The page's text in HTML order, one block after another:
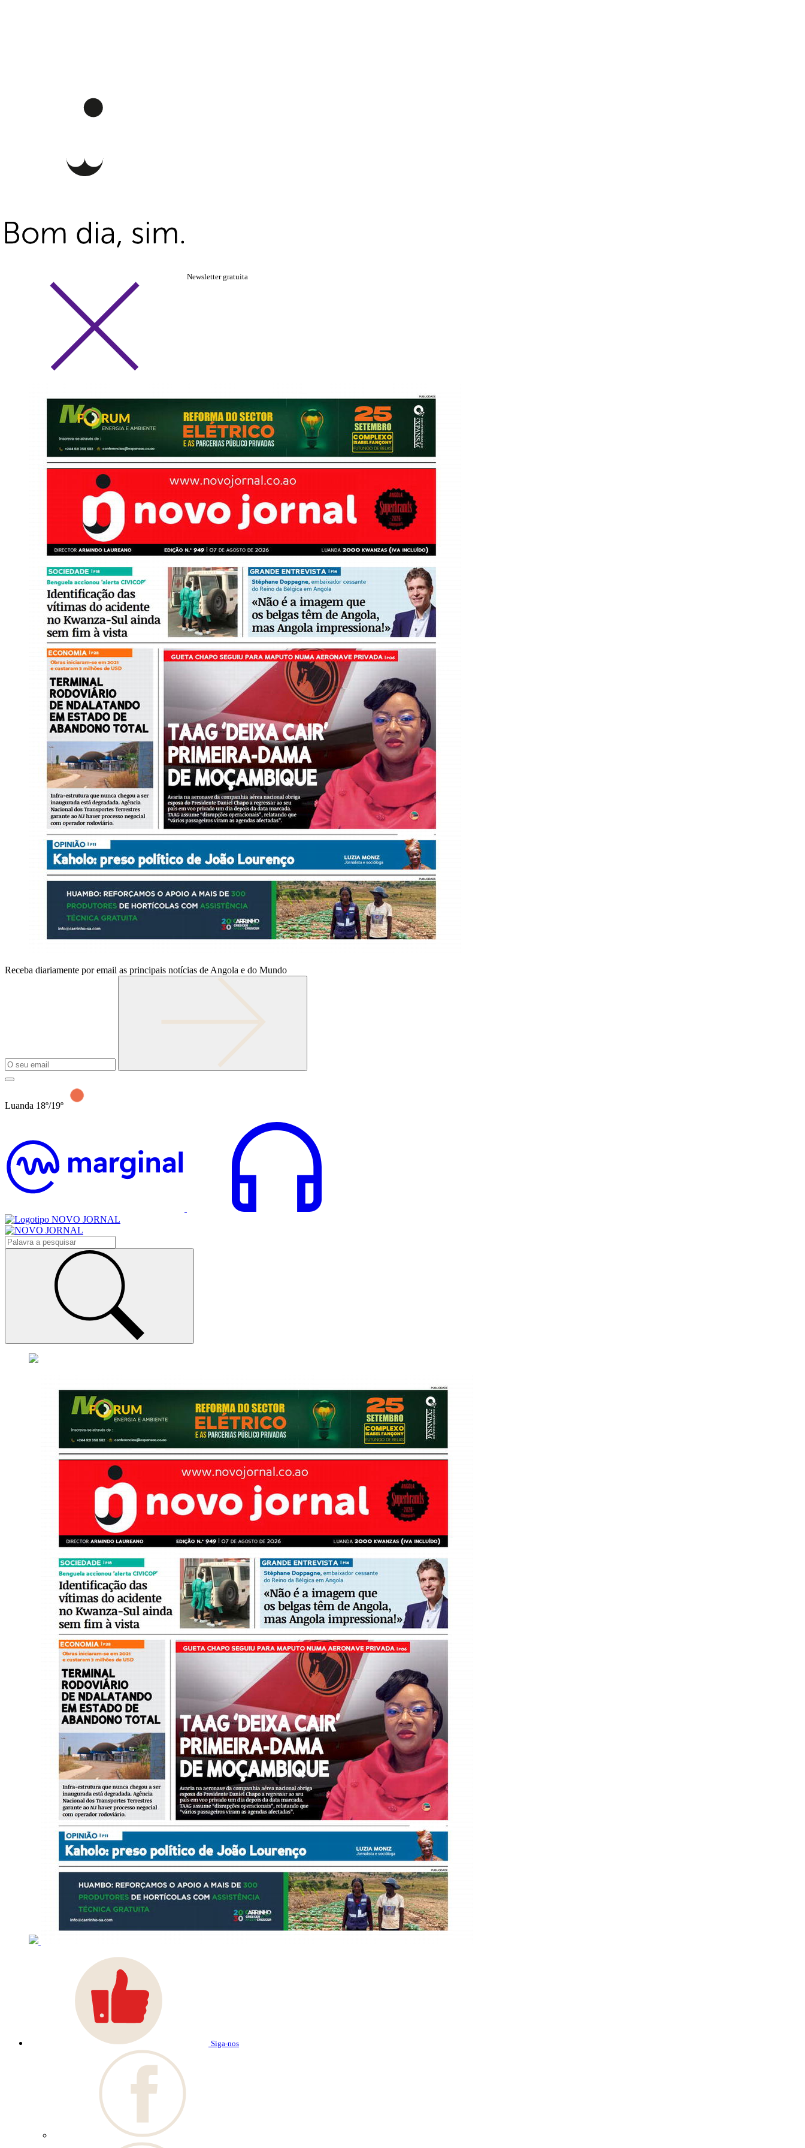
Newsletter gratuita
Receba diariamente por email as principais notícias de Angola e do Mundo
Luanda 18º/19º
Siga-nos